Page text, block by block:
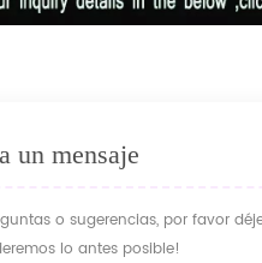
un mensaje
o sugerencias, por favor
lo antes posible!